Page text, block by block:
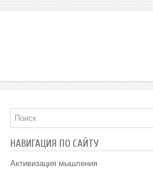
НАВИГАЦИЯ ПО САЙТУ
Активизация мышления